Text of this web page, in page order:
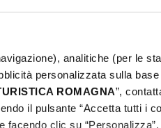
analitiche (per le
personalizzata sulla base
ROMAGNA”,
il pulsante “Accetta tutti i
facendo clic su “Personalizza”.
23
24 25
IAT BELLARIA